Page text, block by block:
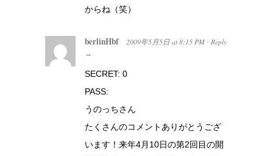
からね（笑）
berlinHbf 2009年5月5日 at 8:15 PM · Reply
→
SECRET: 0
PASS:
うのっちさん
たくさんのコメントありがとうござ
います！来年4月10日の第2回目の開